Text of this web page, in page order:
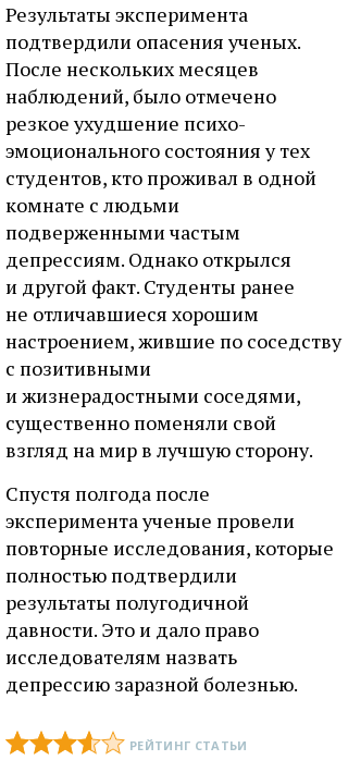
Результаты эксперимента
подтвердили опасения ученых.
После нескольких месяцев
наблюдений, было отмечено
резкое ухудшение психо-
эмоционального состояния у тех
студентов, кто проживал в одной
комнате с людьми
подверженными частым
депрессиям. Однако открылся
и другой факт. Студенты ранее
не отличавшиеся хорошим
настроением, жившие по соседству
с позитивными
и жизнерадостными соседями,
существенно поменяли свой
взгляд на мир в лучшую сторону.
Спустя полгода после
эксперимента ученые провели
повторные исследования, которые
полностью подтвердили
результаты полугодичной
давности. Это и дало право
исследователям назвать
депрессию заразной болезнью.
РЕЙТИНГ СТАТЬИ